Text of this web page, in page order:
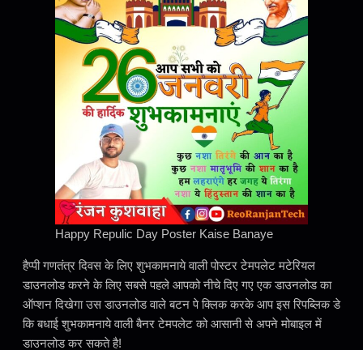
Happy Repulic Day Poster Kaise Banaye
हैप्पी गणतंत्र दिवस के लिए शुभकामनाये वाली पोस्टर टेमपलेट मटेरियल
डाउनलोड करने के लिए सबसे पहले आपको नीचे दिए गए एक डाउनलोड का
ऑप्शन दिखेगा उस डाउनलोड वाले बटन पे क्लिक करके आप इस रिपब्लिक डे
कि बधाई शुभकामनाये वाली बैनर टेमपलेट को आसानी से अपने मोबाइल में
डाउनलोड कर सकते है!